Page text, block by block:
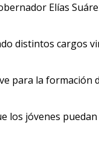
Elías
distintos cargos
para la formación
los jóvenes